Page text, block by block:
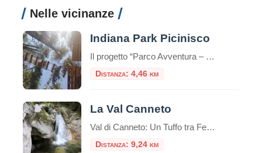
Nelle vicinanze
Indiana Park Picinisco
Il progetto “Parco Avventura – educativo”, è rivolto a tutto il pubblico interessato ad interagire in modo originale con la natura, in quanto esso rappresenta un’occasione di divertimento a diretto contatto con la natura offrendo inoltre co
Distanza: 4,46 km
La Val Canneto
Val di Canneto: Un Tuffo tra Fede e Natura nel Cuore del Lazio Incastonata come una gemma preziosa nel Parco Nazionale d’Abruzzo, Lazio e Molise, la Val di Canneto, nel territorio di Settefrati, è una meta che sa unire in modo sublime la spiritualità di un luogo sacro al fascino selvaggio e incontaminato della natura […]
Distanza: 9,24 km